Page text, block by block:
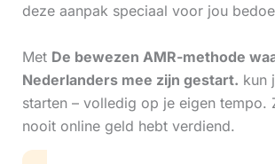
deze aanpak speciaal voor jou
Met De bewezen AMR-methode
Nederlanders mee zijn gestart. kun
starten – volledig op je eigen tempo.
nooit online geld hebt verdiend.